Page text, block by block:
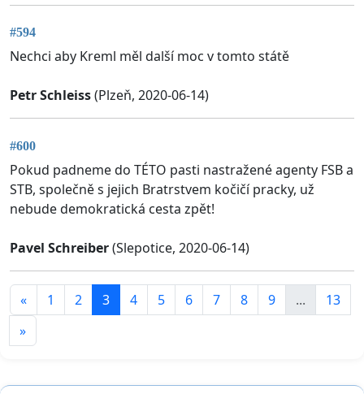
#594
Nechci aby Kreml měl další moc v tomto státě
Petr Schleiss(Plzeň, 2020-06-14)
#600
Pokud padneme do TÉTO pasti nastražené agenty FSB a
STB, společně s jejich Bratrstvem kočičí pracky, už
nebude demokratická cesta zpět!
Pavel Schreiber(Slepotice, 2020-06-14)
« 1 2 3 4 5 6 7 8 9 ...
13
»